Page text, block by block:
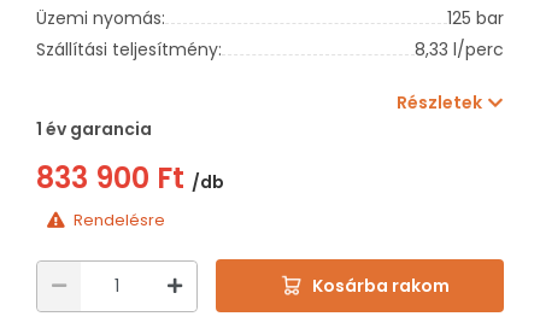
Üzemi nyomás:
125 bar
Szállítási teljesítmény:
8,33 l/perc
Részletek
1 év garancia
833 900 Ft /db
Rendelésre
Kosárba rakom